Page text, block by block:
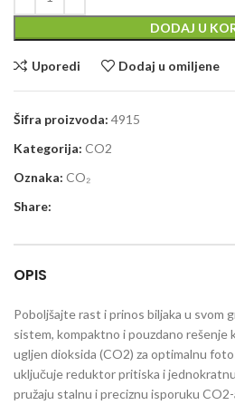
DODAJ U
Uporedi Dodaj u omiljene
Šifra proizvoda: 4915
Kategorija: CO2
Oznaka: CO₂
Share:
OPIS
Poboljšajte rast i prinos biljaka u svom
sistem, kompaktno i pouzdano rešenje
ugljen dioksida (CO2) za optimalnu
uključuje reduktor pritiska i
pružaju stalnu i preciznu isporuku